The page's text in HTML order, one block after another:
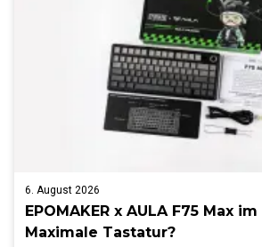
6. August 2026
EPOMAKER x AULA F75 Max
Maximale Tastatur?